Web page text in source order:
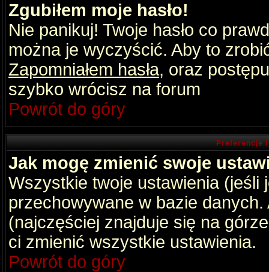
Zgubiłem moje hasło!
Nie panikuj! Twoje hasło co
można je wyczyścić. Aby to
Zapomniałem hasła, oraz
szybko wrócisz na forum
Powrót do góry
Preferencje
Jak mogę zmienić swoje
Wszystkie twoje ustawienia (jeśli
przechowywane w bazie
(najczęściej znajduje się na
ci zmienić wszystkie ustawienia.
Powrót do góry